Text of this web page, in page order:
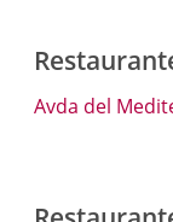
Avda del